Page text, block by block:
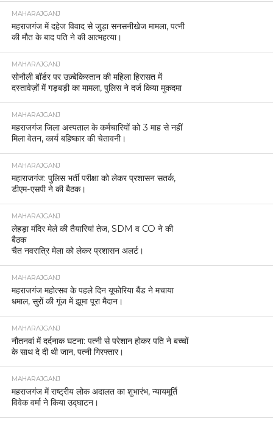
MAHARAJGANJ
महराजगंज में दहेज विवाद से जुड़ा सनसनीखेज मामला, पत्नी
की मौत के बाद पति ने की आत्महत्या।
MAHARAJGANJ
सोनौली बॉर्डर पर उज़्बेकिस्तान की महिला हिरासत में
दस्तावेज़ों में गड़बड़ी का मामला, पुलिस ने दर्ज किया मुकदमा
MAHARAJGANJ
महराजगंज जिला अस्पताल के कर्मचारियों को 3 माह से नहीं
मिला वेतन, कार्य बहिष्कार की चेतावनी।
MAHARAJGANJ
महाराजगंज: पुलिस भर्ती परीक्षा को लेकर प्रशासन सतर्क,
डीएम-एसपी ने की बैठक।
MAHARAJGANJ
लेहड़ा मंदिर मेले की तैयारियां तेज, SDM व CO ने की
बैठक
चैत नवरात्रि मेला को लेकर प्रशासन अलर्ट।
MAHARAJGANJ
महराजगंज महोत्सव के पहले दिन यूफोरिया बैंड ने मचाया
धमाल, सुरों की गूंज में झूमा पूरा मैदान।
MAHARAJGANJ
नौतनवां में दर्दनाक घटना: पत्नी से परेशान होकर पति ने बच्चों
के साथ दे दी थी जान, पत्नी गिरफ्तार।
MAHARAJGANJ
महराजगंज में राष्ट्रीय लोक अदालत का शुभारंभ, न्यायमूर्ति
विवेक वर्मा ने किया उद्घाटन।